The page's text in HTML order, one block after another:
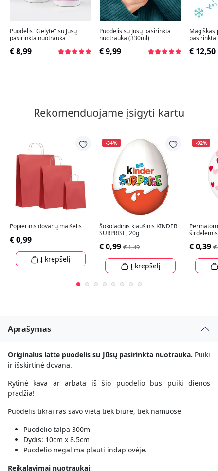
Puodelis "Gėlytė" su Jūsų
pasirinkta nuotrauka
€ 8,99
Puodelis su Jūsų pasirinkta
nuotrauka (330ml)
€ 9,99
Magiškas
pasirinkta
€ 12,50
Rekomenduojame įsigyti kartu
Popierinis dovanų maišelis
€ 0,99
Į krepšelį
-34%
Šokoladinis kiaušinis KINDER
SURPRISE, 20g
€ 0,99 € 1,49
Į krepšelį
-92%
€ 0,39 €
Aprašymas
Originalus latte puodelis su Jūsų pasirinkta nuotrauka. Puiki
ir išskirtinė dovana.
Rytinė kava ar arbata iš šio puodelio bus puiki dienos
pradžia!
Puodelis tikrai ras savo vietą tiek biure, tiek namuose.
Puodelio talpa 300ml
Dydis: 10cm x 8.5cm
Puodelio negalima plauti indaplovėje.
Reikalavimai nuotraukai: